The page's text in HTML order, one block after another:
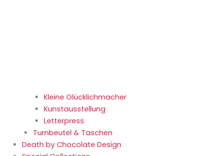
Kleine Glücklichmacher
Kunstausstellung
Letterpress
Turnbeutel & Taschen
Death by Chocolate Design